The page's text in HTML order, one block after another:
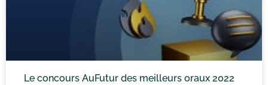
Le concours AuFutur des meilleurs oraux 2022